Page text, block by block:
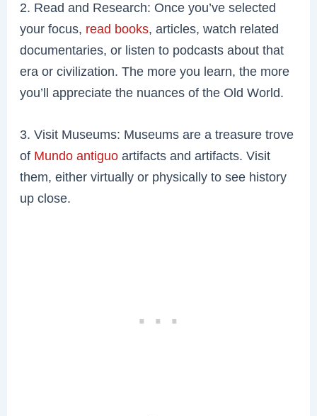
2. Read and Research: Once you’ve selected
your focus, read books, articles, watch related
documentaries, or listen to podcasts about that
era or civilization. The more you learn, the more
you’ll appreciate the nuances of the Old World.
3. Visit Museums: Museums are a treasure trove
of Mundo antiguo artifacts and artifacts. Visit
them, either virtually or physically to see history
up close.